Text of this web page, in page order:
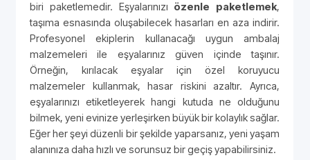
biri paketlemedir. Eşyalarınızı özenle paketlemek,
taşıma esnasında oluşabilecek hasarları en aza indirir.
Profesyonel ekiplerin kullanacağı uygun ambalaj
malzemeleri ile eşyalarınız güven içinde taşınır.
Örneğin, kırılacak eşyalar için özel koruyucu
malzemeler kullanmak, hasar riskini azaltır. Ayrıca,
eşyalarınızı etiketleyerek hangi kutuda ne olduğunu
bilmek, yeni evinize yerleşirken büyük bir kolaylık sağlar.
Eğer her şeyi düzenli bir şekilde yaparsanız, yeni yaşam
alanınıza daha hızlı ve sorunsuz bir geçiş yapabilirsiniz.